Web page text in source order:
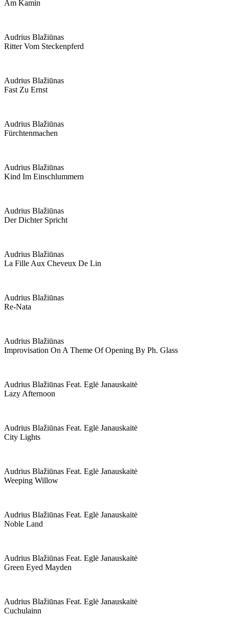
Am Kamin
Audrius Blažiūnas
Ritter Vom Steckenpferd
Audrius Blažiūnas
Fast Zu Ernst
Audrius Blažiūnas
Fürchtenmachen
Audrius Blažiūnas
Kind Im Einschlummern
Audrius Blažiūnas
Der Dichter Spricht
Audrius Blažiūnas
La Fille Aux Cheveux De Lin
Audrius Blažiūnas
Re-Nata
Audrius Blažiūnas
Improvisation On A Theme Of Opening By Ph. Glass
Audrius Blažiūnas Feat. Eglė Janauskaitė
Lazy Afternoon
Audrius Blažiūnas Feat. Eglė Janauskaitė
City Lights
Audrius Blažiūnas Feat. Eglė Janauskaitė
Weeping Willow
Audrius Blažiūnas Feat. Eglė Janauskaitė
Noble Land
Audrius Blažiūnas Feat. Eglė Janauskaitė
Green Eyed Mayden
Audrius Blažiūnas Feat. Eglė Janauskaitė
Cuchulainn